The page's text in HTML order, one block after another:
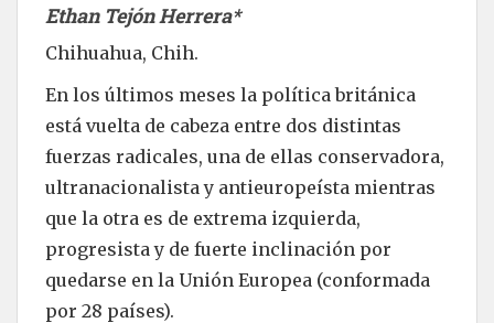
Ethan Tejón Herrera*
Chihuahua, Chih.
En los últimos meses la política británica
está vuelta de cabeza entre dos distintas
fuerzas radicales, una de ellas conservadora,
ultranacionalista y antieuropeísta mientras
que la otra es de extrema izquierda,
progresista y de fuerte inclinación por
quedarse en la Unión Europea (conformada
por 28 países).